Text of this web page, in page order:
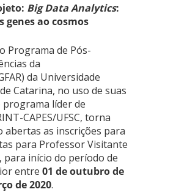
Big Data Analytics:
genes ao cosmos
Programa de Pós-
da
da Universidade
Catarina, no uso de suas
líder de
CAPES/UFSC, torna
abertas as inscrições para
para Professor Visitante
para início do período de
entre01 de outubro de
de 2020.